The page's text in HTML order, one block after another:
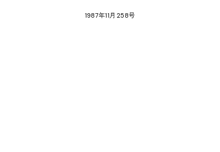
1987年11月 258号